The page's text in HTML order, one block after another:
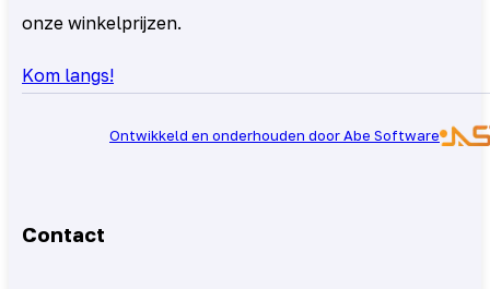
onze winkelprijzen.
Kom langs!
Ontwikkeld en onderhouden door Abe Software
Contact